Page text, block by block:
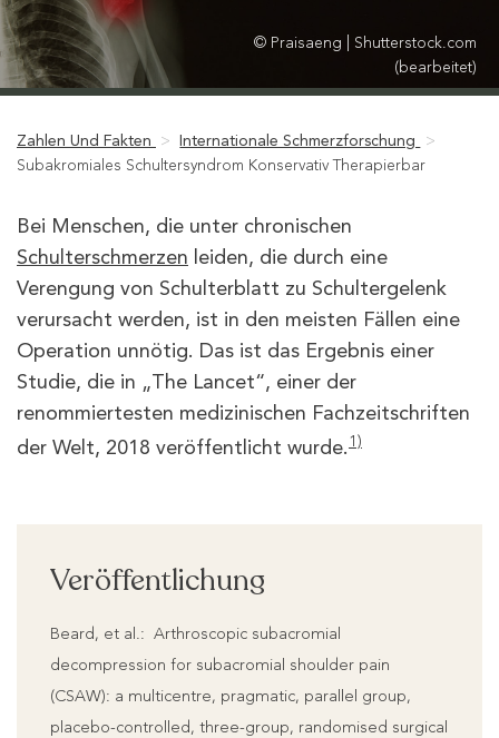
© Praisaeng | Shutterstock.com
(bearbeitet)
Zahlen Und Fakten > Internationale Schmerzforschung
>
Subakromiales Schultersyndrom Konservativ Therapierbar
Bei Menschen, die unter chronischen
Schulterschmerzen leiden, die durch eine
Verengung von Schulterblatt zu Schultergelenk
verursacht werden, ist in den meisten Fällen eine
Operation unnötig. Das ist das Ergebnis einer
Studie, die in „The Lancet“, einer der
renommiertesten medizinischen Fachzeitschriften
der Welt, 2018 veröffentlicht wurde. 1)
Veröffentlichung
Beard, et al.: Arthroscopic subacromial
decompression for subacromial shoulder pain
(CSAW): a multicentre, pragmatic, parallel group,
placebo-controlled, three-group, randomised surgical